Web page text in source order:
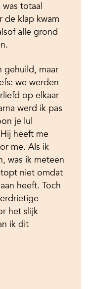
totaal
de klap kwam
alle grond
gehuild, maar
we werden
op elkaar
werd ik pas
je lul
heeft me
me. Als ik
was ik meteen
niet omdat
heeft. Toch
het slijk
ik dit